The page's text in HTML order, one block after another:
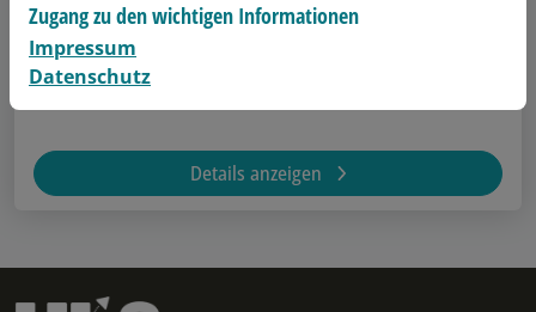
Jahreskarte für Kinder
Ein ganzes Jahr Badespaß rund um die Uhr für
Details anzeigen
Zugang zu den wichtigen Informationen
Impressum
Datenschutz